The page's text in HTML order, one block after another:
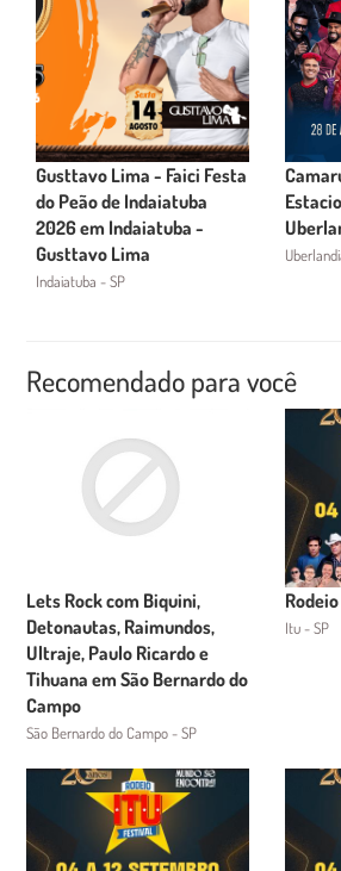
Gusttavo Lima - Faici Festa
do Peão de Indaiatuba
2026 em Indaiatuba -
Gusttavo Lima
Indaiatuba - SP
Recomendado para você
Lets Rock com Biquini,
Detonautas, Raimundos,
Ultraje, Paulo Ricardo e
Tihuana em São Bernardo do
Campo
São Bernardo do Campo - SP
Itu - SP